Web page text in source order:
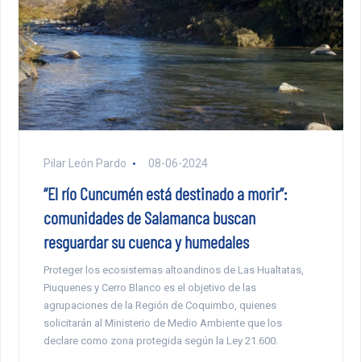
Pilar León Pardo 08-06-2024
“El río Cuncumén está destinado a morir”:
comunidades de Salamanca buscan
resguardar su cuenca y humedales
Proteger los ecosistemas altoandinos de Las Hualtatas,
Piuquenes y Cerro Blanco es el objetivo de las
agrupaciones de la Región de Coquimbo, quienes
solicitarán al Ministerio de Medio Ambiente que los
declare como zona protegida según la Ley 21.600.